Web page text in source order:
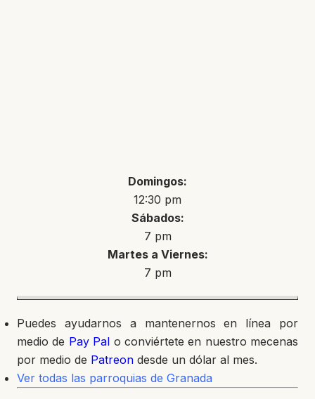
Domingos:
12:30 pm
Sábados:
7 pm
Martes a Viernes:
7 pm
Puedes ayudarnos a mantenernos en línea por
medio de Pay Pal o conviértete en nuestro mecenas
por medio de Patreon desde un dólar al mes.
Ver todas las parroquias de Granada